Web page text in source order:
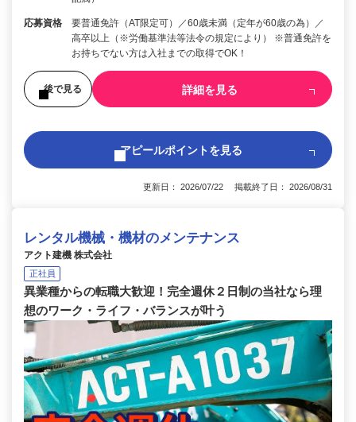
応募資格
要普通免許（AT限定可）／60歳未満（定年が60歳の為）／
高卒以上（※労働基準法等法令の規定により） ※普通免許を
お持ちでない方は入社までの取得でOK！
後で見る 詳細を見る
アピールポイントを見る
更新日： 2026/07/22 掲載終了日： 2026/08/31
レンタル機械・機材のメンテナンス
アクト建機 株式会社
正社員
異業種からの転職大歓迎！完全週休２日制の当社なら理
想のワーク・ライフ・バランスが叶う